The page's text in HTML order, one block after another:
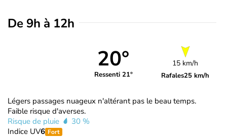
De 9h à 12h
20°
Ressenti 21°
15 km/h
Rafales25 km/h
Légers passages nuageux n'altérant pas le beau temps.
Faible risque d'averses.
Risque de pluie
30 %
Indice UV6 Fort